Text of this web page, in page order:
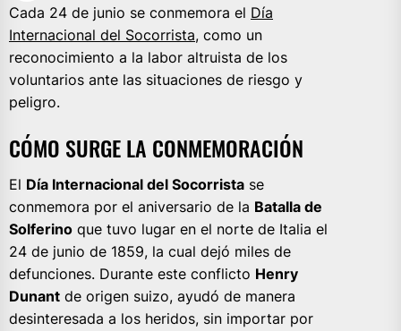
Cada 24 de junio se conmemora el Día
Internacional del Socorrista, como un
reconocimiento a la labor altruista de los
voluntarios ante las situaciones de riesgo y
peligro.
CÓMO SURGE LA CONMEMORACIÓN
El Día Internacional del Socorrista se
conmemora por el aniversario de la Batalla de
Solferino que tuvo lugar en el norte de Italia el
24 de junio de 1859, la cual dejó miles de
defunciones. Durante este conflicto Henry
Dunant de origen suizo, ayudó de manera
desinteresada a los heridos, sin importar por